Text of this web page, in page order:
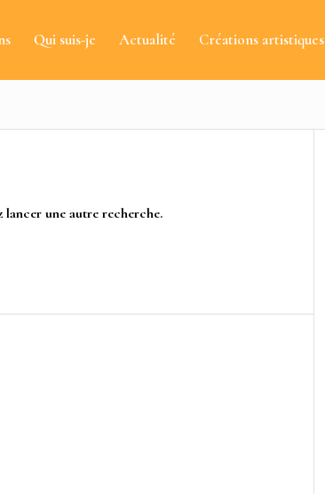
Qui suis-je Actualité Créations artistiques
lancer une autre recherche.